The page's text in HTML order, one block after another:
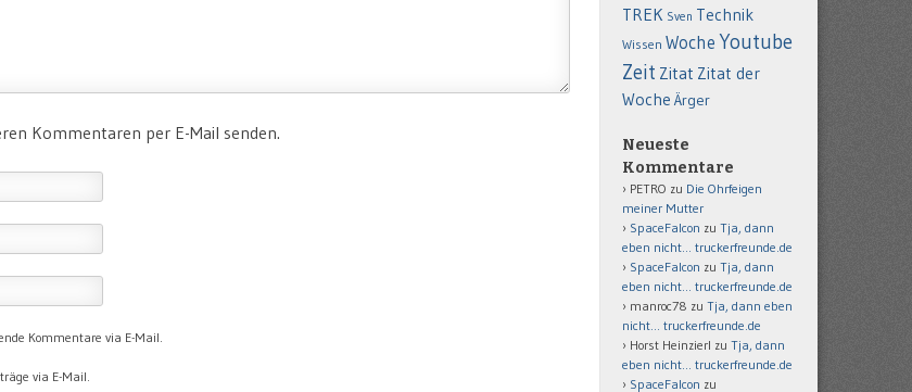
Kommentaren per E-Mail senden.
Kommentare via E-Mail.
via E-Mail.
TREK Sven Technik
Wissen Woche Youtube
Zeit Zitat Zitat der
Woche Ärger
Neueste
Kommentare
PETRO zu Die Ohrfeigen
meiner Mutter
SpaceFalcon zu Tja, dann
eben nicht… truckerfreunde.de
SpaceFalcon zu Tja, dann
eben nicht… truckerfreunde.de
manroc78 zu Tja, dann eben
nicht… truckerfreunde.de
Horst Heinzierl zu Tja, dann
eben nicht… truckerfreunde.de
SpaceFalcon zu